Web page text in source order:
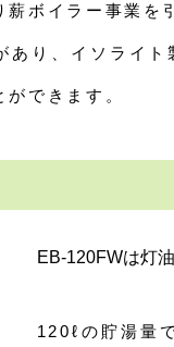
薪ボイラー事業を
あり、イソライ
できます。
EB-120FWは灯
120ℓの貯湯量